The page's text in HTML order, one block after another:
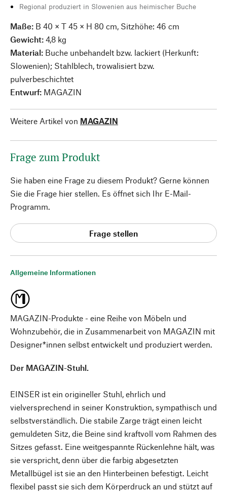
Allgemeine Informationen
MAGAZIN-Produkte - eine Reihe von Möbeln und
Wohnzubehör, die in Zusammenarbeit von MAGAZIN mit
Designer*innen selbst entwickelt und produziert werden.
Der MAGAZIN-Stuhl.
EINSER ist ein origineller Stuhl, ehrlich und
vielversprechend in seiner Konstruktion, sympathisch und
selbstverständlich. Die stabile Zarge trägt einen leicht
gemuldeten Sitz, die Beine sind kraftvoll vom Rahmen des
Sitzes gefasst. Eine weitgespannte Rückenlehne hält, was
sie verspricht, denn über die farbig abgesetzten
Metallbügel ist sie an den Hinterbeinen befestigt. Leicht
flexibel passt sie sich dem Körperdruck an und stützt auf
Regional produziert in Slowenien aus heimischer Buche
Maße: B 40 × T 45 × H 80 cm, Sitzhöhe: 46 cm
Gewicht: 4,8 kg
Material: Buche unbehandelt bzw. lackiert (Herkunft:
Slowenien); Stahlblech, trowalisiert bzw.
pulverbeschichtet
Entwurf: MAGAZIN
Weitere Artikel von MAGAZIN
Frage zum Produkt
Sie haben eine Frage zu diesem Produkt? Gerne können
Sie die Frage hier stellen. Es öffnet sich Ihr E-Mail-
Programm.
Frage stellen